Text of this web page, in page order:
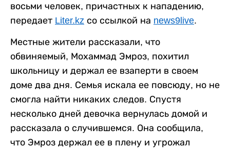
восьми человек, причастных к нападению,
передает Liter.kz со ссылкой на news9live.
Местные жители рассказали, что
обвиняемый, Мохаммад Эмроз, похитил
школьницу и держал ее взаперти в своем
доме два дня. Семья искала ее повсюду, но не
смогла найти никаких следов. Спустя
несколько дней девочка вернулась домой и
рассказала о случившемся. Она сообщила,
что Эмроз держал ее в плену и угрожал